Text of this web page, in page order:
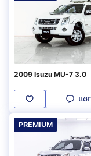
2009 Isuzu MU-7 3.0
แช
PREMIUM